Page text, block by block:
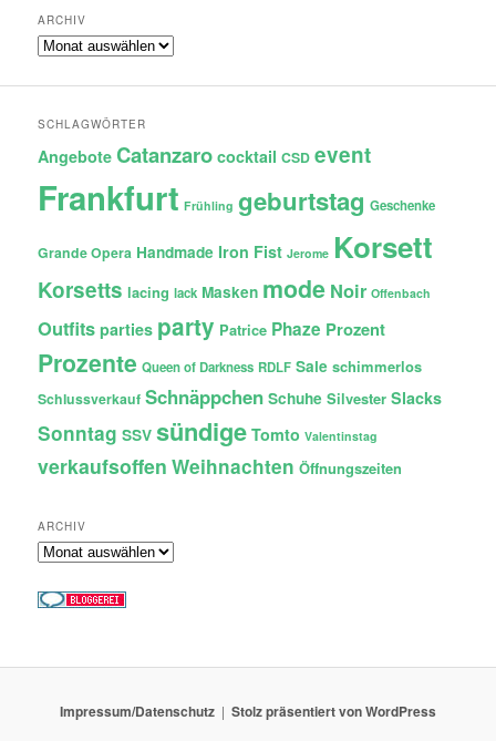
ARCHIV
Archiv
SCHLAGWÖRTER
Angebote Catanzaro cocktail CSD event
Frankfurt Frühling geburtstag Geschenke
Grande Opera Handmade Iron Fist Jerome Korsett
Korsetts lacing lack Masken mode Noir Offenbach
Outfits parties party Patrice Phaze Prozent
Prozente Queen of Darkness RDLF Sale schimmerlos
Schlussverkauf Schnäppchen Schuhe Silvester Slacks
Sonntag SSV sündige Tomto Valentinstag
verkaufsoffen Weihnachten Öffnungszeiten
ARCHIV
Archiv
Impressum/Datenschutz Stolz präsentiert von WordPress